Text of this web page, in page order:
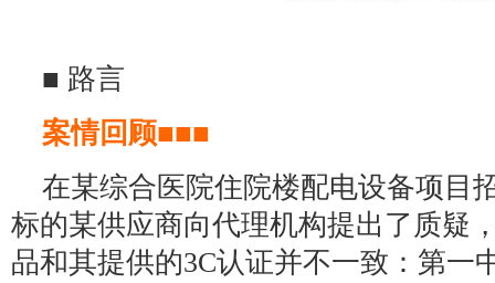
■ 路言
案情回顾■■■
在某综合医院住院楼配电设备项目
标的某供应商向代理机构提出了质疑
品和其提供的3C认证并不一致：第一